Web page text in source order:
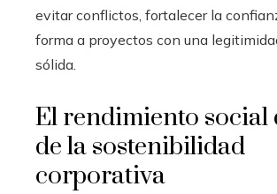
evitar conflictos, fortalecer la
forma a proyectos con una
sólida.
El rendimiento social
de la sostenibilidad
corporativa